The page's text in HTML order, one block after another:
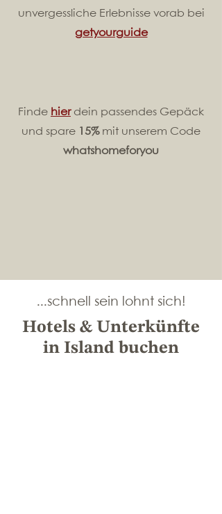
unvergessliche Erlebnisse vorab bei
getyourguide
Finde hierdein passendes Gepäck
und spare
15%mit unserem Code
whatshomeforyou
...schnell sein lohnt sich!
Hotels & Unterkünfte
in Island buchen